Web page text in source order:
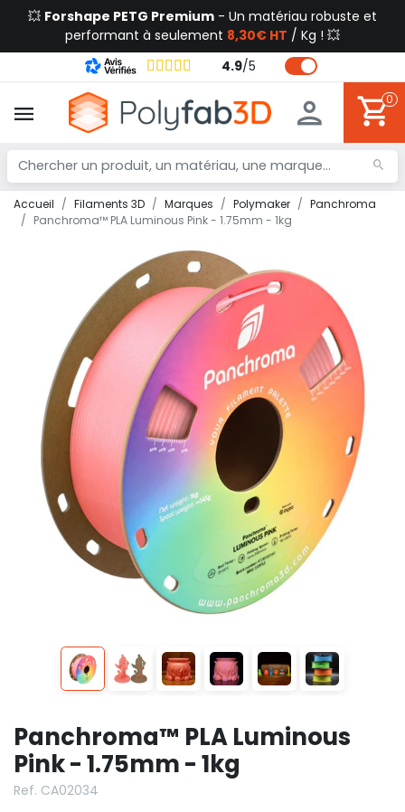
💥 Forshape PETG Premium - Un matériau robuste et
performant à seulement 8,30€ HT / Kg ! 💥
4.9/5
0
Accueil Filaments 3D Marques Polymaker
Panchroma
Panchroma™ PLA Luminous Pink - 1.75mm - 1kg
Panchroma™ PLA Luminous
Pink - 1.75mm - 1kg
Ref. CA02034